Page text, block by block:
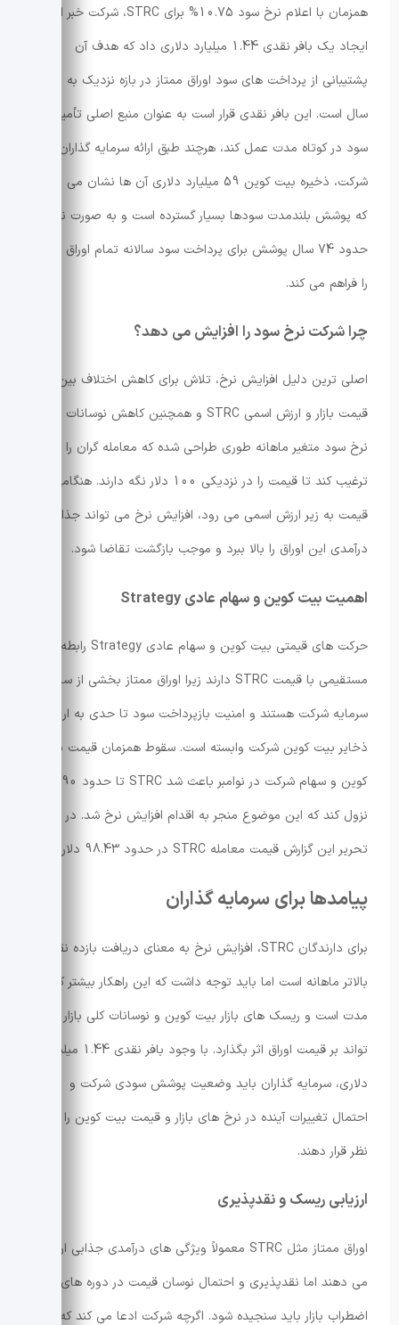
همزمان با اعلام نرخ سود 10.75% برای STRC، شرکت خبر از
ایجاد یک بافر نقدی 1.44 میلیارد دلاری داد که هدف آن
پشتیبانی از پرداخت های سود اوراق ممتاز در بازه نزدیک به دو
سال است. این بافر نقدی قرار است به عنوان منبع اصلی تأمین
سود در کوتاه مدت عمل کند، هرچند طبق ارائه سرمایه گذاران
شرکت، ذخیره بیت کوین 59 میلیارد دلاری آن ها نشان می دهد
که پوشش بلندمدت سودها بسیار گسترده است و به صورت نظری
حدود 74 سال پوشش برای پرداخت سود سالانه تمام اوراق ممتاز
را فراهم می کند.
چرا شرکت نرخ سود را افزایش می دهد؟
اصلی ترین دلیل افزایش نرخ، تلاش برای کاهش اختلاف بین
قیمت بازار و ارزش اسمی STRC و همچنین کاهش نوسانات است.
نرخ سود متغیر ماهانه طوری طراحی شده که معامله گران را
ترغیب کند تا قیمت را در نزدیکی 100 دلار نگه دارند. هنگامی که
قیمت به زیر ارزش اسمی می رود، افزایش نرخ می تواند جذابیت
درآمدی این اوراق را بالا ببرد و موجب بازگشت تقاضا شود.
اهمیت بیت کوین و سهام عادی Strategy
حرکت های قیمتی بیت کوین و سهام عادی Strategy رابطه
مستقیمی با قیمت STRC دارند زیرا اوراق ممتاز بخشی از ساختار
سرمایه شرکت هستند و امنیت بازپرداخت سود تا حدی به ارزش
ذخایر بیت کوین شرکت وابسته است. سقوط همزمان قیمت بیت
نزول کند که این موضوع منجر به اقدام افزایش نرخ شد. در زمان
تحریر این گزارش قیمت معامله STRC در حدود 98.43 دلار بود.
پیامدها برای سرمایه گذاران
برای دارندگان STRC، افزایش نرخ به معنای دریافت بازده نقدی
بالاتر ماهانه است اما باید توجه داشت که این راهکار بیشتر کوتاه
مدت است و ریسک های بازار بیت کوین و نوسانات کلی بازار می
تواند بر قیمت اوراق اثر بگذارد. با وجود بافر نقدی 1.44 میلیارد
دلاری، سرمایه گذاران باید وضعیت پوشش سودی شرکت و
احتمال تغییرات آینده در نرخ های بازار و قیمت بیت کوین را مد
نظر قرار دهند.
ارزیابی ریسک و نقدپذیری
اوراق ممتاز مثل STRC معمولاً ویژگی های درآمدی جذابی ارائه
می دهند اما نقدپذیری و احتمال نوسان قیمت در دوره های
اضطراب بازار باید سنجیده شود. اگرچه شرکت ادعا می کند که